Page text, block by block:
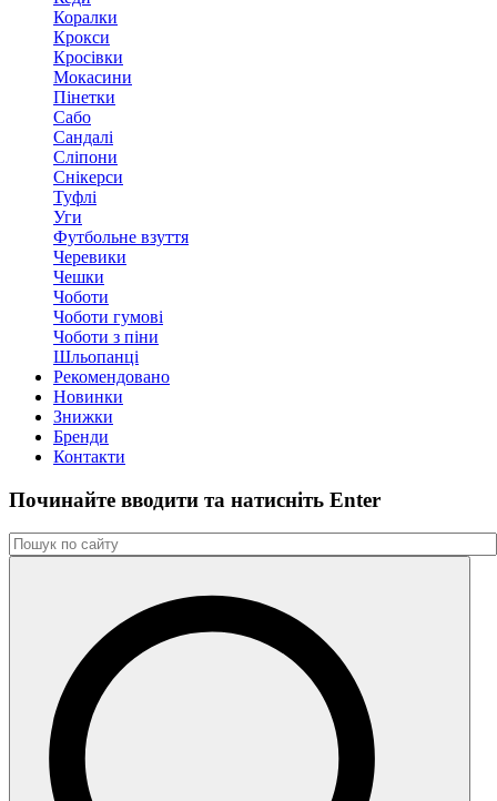
Коралки
Крокси
Кросівки
Мокасини
Пінетки
Сабо
Сандалі
Сліпони
Снікерси
Туфлі
Уги
Футбольне взуття
Черевики
Чешки
Чоботи
Чоботи гумові
Чоботи з піни
Шльопанці
Рекомендовано
Новинки
Знижки
Бренди
Контакти
Починайте вводити та натиснiть Enter